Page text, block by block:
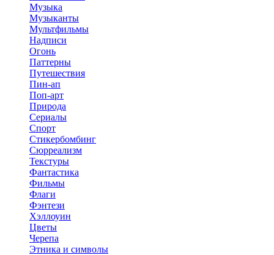
Музыка
Музыканты
Мультфильмы
Надписи
Огонь
Паттерны
Путешествия
Пин-ап
Поп-арт
Природа
Сериалы
Спорт
Стикербомбинг
Сюрреализм
Текстуры
Фантастика
Фильмы
Флаги
Фэнтези
Хэллоуин
Цветы
Черепа
Этника и символы